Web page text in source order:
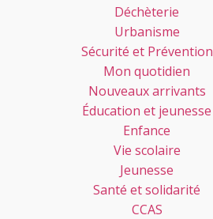
Déchèterie
Urbanisme
Sécurité et Prévention
Mon quotidien
Nouveaux arrivants
Éducation et jeunesse
Enfance
Vie scolaire
Jeunesse
Santé et solidarité
CCAS